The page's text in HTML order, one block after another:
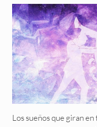
Los sueños que giran